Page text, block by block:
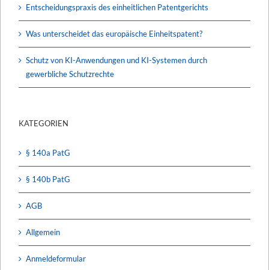
Entscheidungspraxis des einheitlichen Patentgerichts
Was unterscheidet das europäische Einheitspatent?
Schutz von KI-Anwendungen und KI-Systemen durch
gewerbliche Schutzrechte
KATEGORIEN
§ 140a PatG
§ 140b PatG
AGB
Allgemein
Anmeldeformular